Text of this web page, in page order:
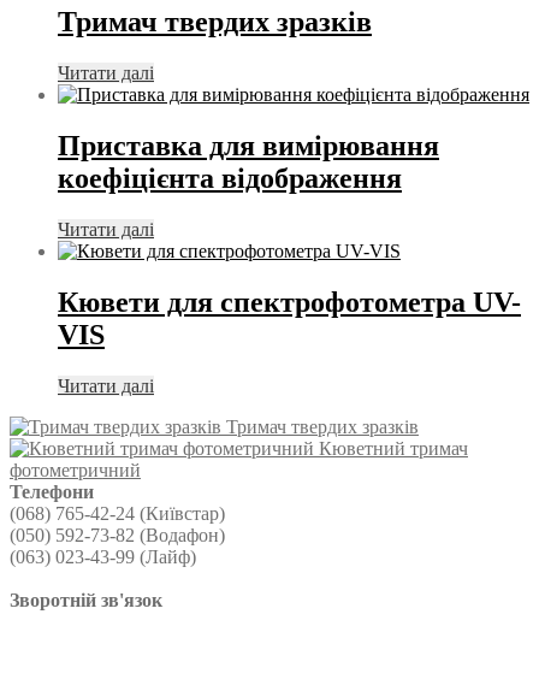
Тримач твердих зразків
Читати далі
Приставка для вимірювання
коефіцієнта відображення
Читати далі
Кювети для спектрофотометра UV-
VIS
Читати далі
Тримач твердих зразків
Кюветний тримач
фотометричний
Телефони
(068) 765-42-24 (Київстар)
(050) 592-73-82 (Водафон)
(063) 023-43-99 (Лайф)
Зворотній зв'язок